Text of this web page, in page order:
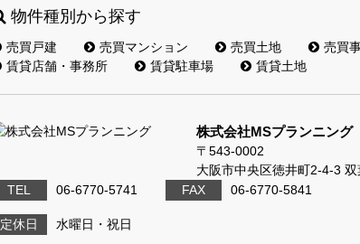
物件種別から探す
売買戸建 売買マンション 売買土地 売買
賃貸店舗・事務所
賃貸駐車場 賃貸土地
株式会社MSプランニング
〒543-0002
大阪市中央区徳井町2-4-3
TEL
06-6770-5741 FAX 06-6770-5841
定休日 水曜日・祝日